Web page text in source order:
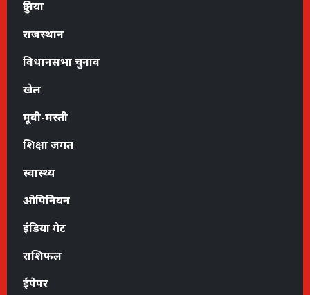
दुनिया
राजस्थान
विधानसभा चुनाव
खेल
मूवी-मस्ती
शिक्षा जगत
स्वास्थ्य
ओपिनियन
इंडिया गेट
राशिफल
ईपेपर